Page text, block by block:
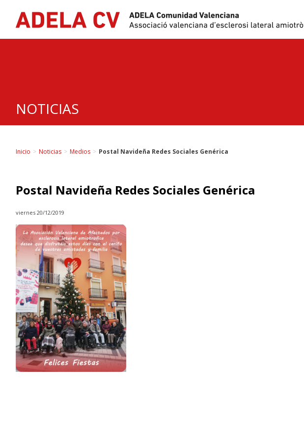
NOTICIAS
Inicio > Noticias > Medios > Postal Navideña Redes Sociales Genérica
Postal Navideña Redes Sociales Genérica
viernes 20/12/2019